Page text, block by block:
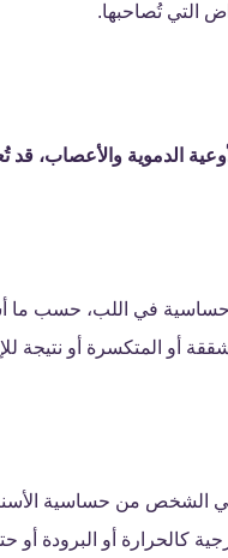
التي تُصاحبها.
الدموية والأعصاب، قد
حساسية في اللب، حسب ما
أو المتكسرة أو نتيجة
الشخص من حساسية
كالحرارة أو البرودة أو